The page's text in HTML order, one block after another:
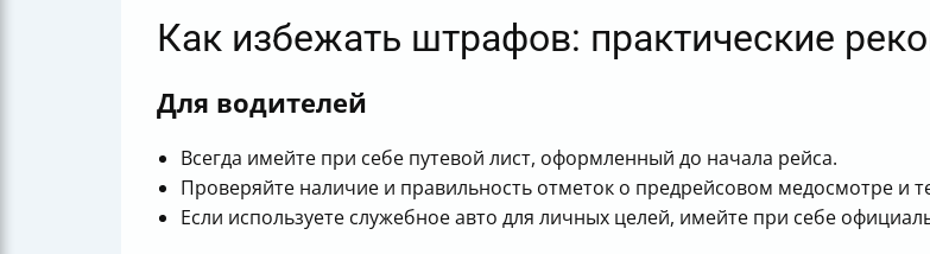
Как избежать штрафов: практические
Для водителей
Всегда имейте при себе путевой лист, оформленный до начала рейса.
Проверяйте наличие и правильность отметок о предрейсовом медосмотре и
Если используете служебное авто для личных целей, имейте при себе